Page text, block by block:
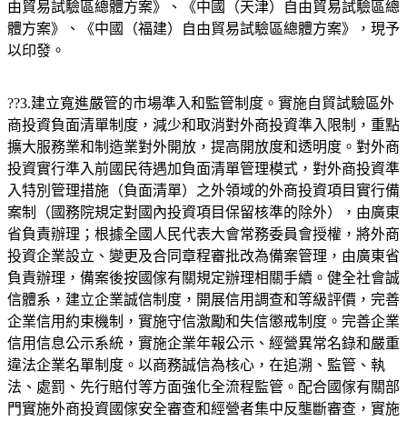
由貿易試驗區總體方案》、《中國（天津）自由貿易試驗區總
體方案》、《中國（福建）自由貿易試驗區總體方案》，現予
以印發。
??3.建立寬進嚴管的市場準入和監管制度。實施自貿試驗區外
商投資負面清單制度，減少和取消對外商投資準入限制，重點
擴大服務業和制造業對外開放，提高開放度和透明度。對外商
投資實行準入前國民待遇加負面清單管理模式，對外商投資準
入特別管理措施（負面清單）之外領域的外商投資項目實行備
案制（國務院規定對國內投資項目保留核準的除外），由廣東
省負責辦理；根據全國人民代表大會常務委員會授權，將外商
投資企業設立、變更及合同章程審批改為備案管理，由廣東省
負責辦理，備案後按國傢有關規定辦理相關手續。健全社會誠
信體系，建立企業誠信制度，開展信用調查和等級評價，完善
企業信用約束機制，實施守信激勵和失信懲戒制度。完善企業
信用信息公示系統，實施企業年報公示、經營異常名錄和嚴重
違法企業名單制度。以商務誠信為核心，在追溯、監管、執
法、處罰、先行賠付等方面強化全流程監管。配合國傢有關部
門實施外商投資國傢安全審查和經營者集中反壟斷審查，實施